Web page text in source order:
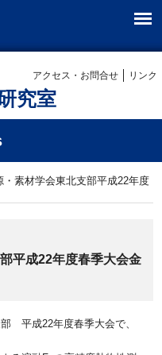
究室
アクセス・お問合せ リンク
素材学会東北支部平成22年度
平成22年度春季大会金
平成22年度春季大会で、